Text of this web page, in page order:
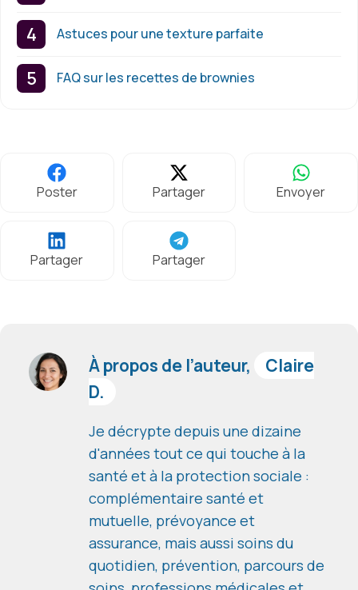
Astuces pour une texture parfaite
FAQ sur les recettes de brownies
Poster Partager Envoyer
Partager Partager
À propos de l’auteur,
Claire
D.
Je décrypte depuis une dizaine
d'années tout ce qui touche à la
santé et à la protection sociale :
complémentaire santé et
mutuelle, prévoyance et
assurance, mais aussi soins du
quotidien, prévention, parcours de